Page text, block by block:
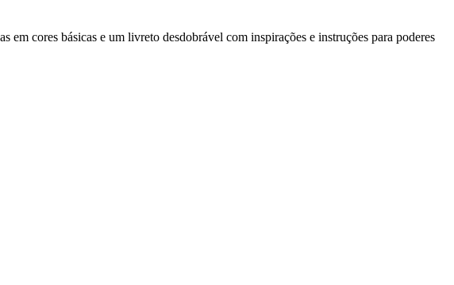
cores básicas e um livreto desdobrável com inspirações e instruções para poderes